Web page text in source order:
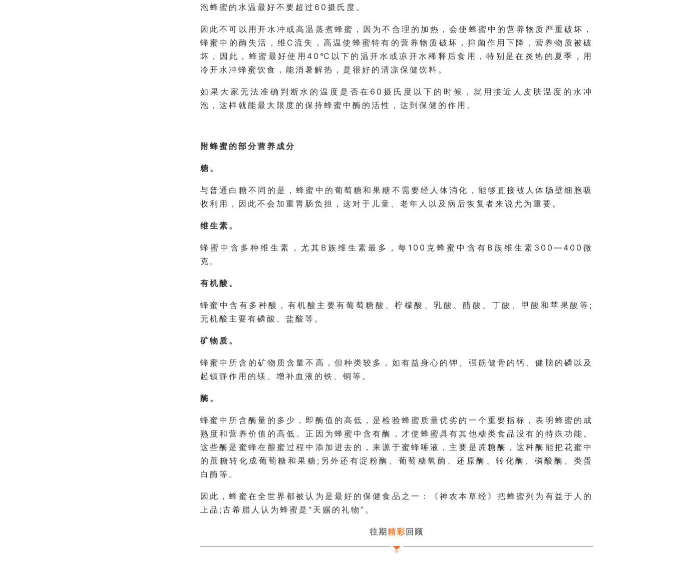
泡蜂蜜的水温最好不要超过60摄氏度。
因此不可以用开水冲或高温蒸煮蜂蜜，因为不合理的加热，会使蜂蜜中的营养物质严重破坏，
蜂蜜中的酶失活，维C流失，高温使蜂蜜特有的营养物质破坏，抑菌作用下降，营养物质被破
坏，因此， 蜂蜜 最好使用40℃以下的温开水或凉开水稀释后食用，特别是在炎热的夏季，用
冷开水冲蜂蜜饮食，能消暑解热，是很好的清凉保健饮料。
如果大家无法准确判断水的温度是否在60摄氏度以下的时候，就用接近人皮肤温度的水冲
泡，这样就能最大限度的保持蜂蜜中酶的活性，达到保健的作用。
附蜂蜜的部分营养成分
糖。
与普通白糖不同的是，蜂蜜中的葡萄糖和果糖不需要经人体消化，能够直接被人体肠壁细胞吸
收利用，因此不会加重胃肠负担，这对于儿童、老年人以及病后恢复者来说尤为重要。
维生素。
蜂蜜中含多种维生素，尤其B族维生素最多，每100克蜂蜜中含有B族维生素300—400微
克。
有机酸。
蜂蜜中含有多种酸，有机酸主要有葡萄糖酸、柠檬酸、乳酸、醋酸、丁酸、甲酸和苹果酸等;
无机酸主要有磷酸、盐酸等。
矿物质。
蜂蜜中所含的矿物质含量不高，但种类较多，如有益身心的钾、强筋健骨的钙、健脑的磷以及
起镇静作用的镁、增补血液的铁、铜等。
酶。
蜂蜜中所含酶量的多少，即酶值的高低，是检验蜂蜜质量优劣的一个重要指标，表明蜂蜜的成
熟度和营养价值的高低。正因为蜂蜜中含有酶，才使蜂蜜具有其他糖类食品没有的特殊功能。
这些酶是蜜蜂在酿蜜过程中添加进去的，来源于蜜蜂唾液，主要是蔗糖酶，这种酶能把花蜜中
的蔗糖转化成葡萄糖和果糖;另外还有淀粉酶、葡萄糖氧酶、还原酶、转化酶、磷酸酶、类蛋
白酶等。
因此，蜂蜜在全世界都被认为是最好的保健食品之一：《神农本草经》把蜂蜜列为有益于人的
上品;古希腊人认为蜂蜜是“天赐的礼物”。
往期 精彩 回顾